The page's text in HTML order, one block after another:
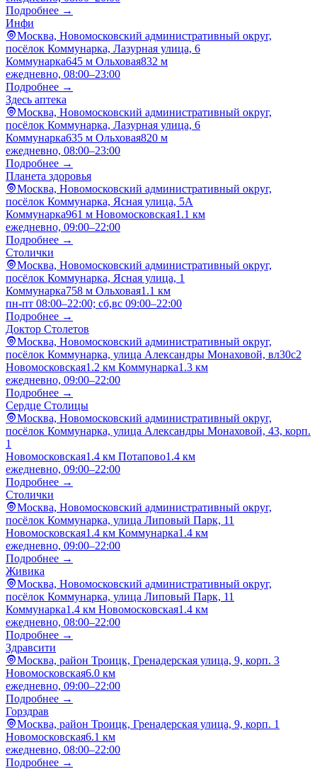
Подробнее →
Инфи
Москва, Новомосковский административный округ,
посёлок Коммунарка, Лазурная улица, 6
Коммунарка645 м Ольховая832 м
ежедневно, 08:00–23:00
Подробнее →
Здесь аптека
Москва, Новомосковский административный округ,
посёлок Коммунарка, Лазурная улица, 6
Коммунарка635 м Ольховая820 м
ежедневно, 08:00–23:00
Подробнее →
Планета здоровья
Москва, Новомосковский административный округ,
посёлок Коммунарка, Ясная улица, 5А
Коммунарка961 м Новомосковская1.1 км
ежедневно, 09:00–22:00
Подробнее →
Столички
Москва, Новомосковский административный округ,
посёлок Коммунарка, Ясная улица, 1
Коммунарка758 м Ольховая1.1 км
пн-пт 08:00–22:00; сб,вс 09:00–22:00
Подробнее →
Доктор Столетов
Москва, Новомосковский административный округ,
посёлок Коммунарка, улица Александры Монаховой, вл30с2
Новомосковская1.2 км Коммунарка1.3 км
ежедневно, 09:00–22:00
Подробнее →
Сердце Столицы
Москва, Новомосковский административный округ,
посёлок Коммунарка, улица Александры Монаховой, 43, корп.
1
Новомосковская1.4 км Потапово1.4 км
ежедневно, 09:00–22:00
Подробнее →
Столички
Москва, Новомосковский административный округ,
посёлок Коммунарка, улица Липовый Парк, 11
Новомосковская1.4 км Коммунарка1.4 км
ежедневно, 09:00–22:00
Подробнее →
Живика
Москва, Новомосковский административный округ,
посёлок Коммунарка, улица Липовый Парк, 11
Коммунарка1.4 км Новомосковская1.4 км
ежедневно, 08:00–22:00
Подробнее →
Здравсити
Москва, район Троицк, Гренадерская улица, 9, корп. 3
Новомосковская6.0 км
ежедневно, 09:00–22:00
Подробнее →
Горздрав
Москва, район Троицк, Гренадерская улица, 9, корп. 1
Новомосковская6.1 км
ежедневно, 08:00–22:00
Подробнее →